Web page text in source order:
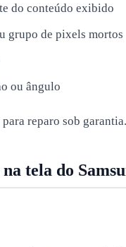
do conteúdo exibido
grupo de pixels mortos
ou ângulo
reparo sob garantia.
tela do